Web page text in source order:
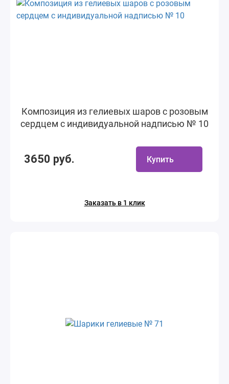
Композиция из гелиевых шаров с розовым
сердцем с индивидуальной надписью № 10
3650 руб. Купить
Заказать в 1 клик